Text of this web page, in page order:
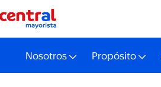
Nosotros Propósito